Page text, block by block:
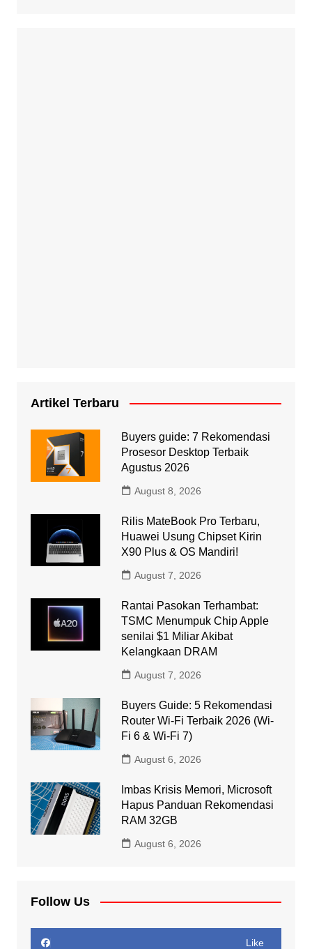
Artikel Terbaru
Buyers guide: 7 Rekomendasi
Prosesor Desktop Terbaik
Agustus 2026
August 8, 2026
Rilis MateBook Pro Terbaru,
Huawei Usung Chipset Kirin
X90 Plus & OS Mandiri!
August 7, 2026
Rantai Pasokan Terhambat:
TSMC Menumpuk Chip Apple
senilai $1 Miliar Akibat
Kelangkaan DRAM
August 7, 2026
Buyers Guide: 5 Rekomendasi
Router Wi-Fi Terbaik 2026 (Wi-
Fi 6 & Wi-Fi 7)
August 6, 2026
Imbas Krisis Memori, Microsoft
Hapus Panduan Rekomendasi
RAM 32GB
August 6, 2026
Follow Us
Like